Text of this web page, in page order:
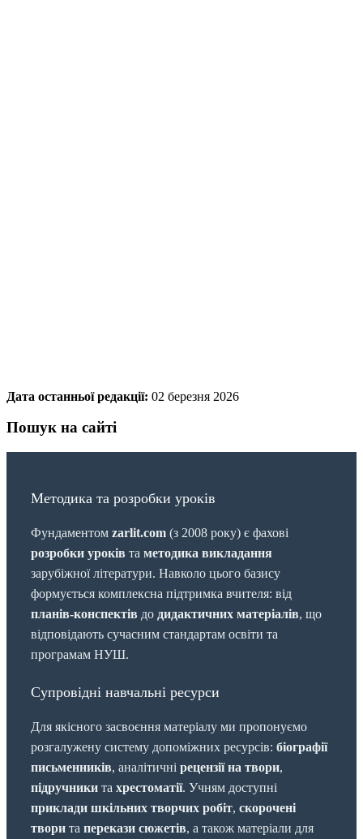
Дата останньої редакції: 02 березня 2026
Пошук на сайті
Методика та розробки уроків
Фундаментом zarlit.com (з 2008 року) є фахові
розробки уроків та методика викладання
зарубіжної літератури. Навколо цього базису
формується комплексна підтримка вчителя: від
планів-конспектів до дидактичних матеріалів, що
відповідають сучасним стандартам освіти та
програмам НУШ.
Супровідні навчальні ресурси
Для якісного засвоєння матеріалу ми пропонуємо
розгалужену систему допоміжних ресурсів: біографії
письменників, аналітичні рецензії на твори,
підручники та хрестоматії. Учням доступні
приклади шкільних творчих робіт, скорочені
твори та перекази сюжетів, а також матеріали для